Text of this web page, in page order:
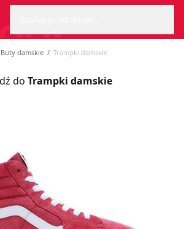
Buty damskie Trampki damskie
do Trampki damskie